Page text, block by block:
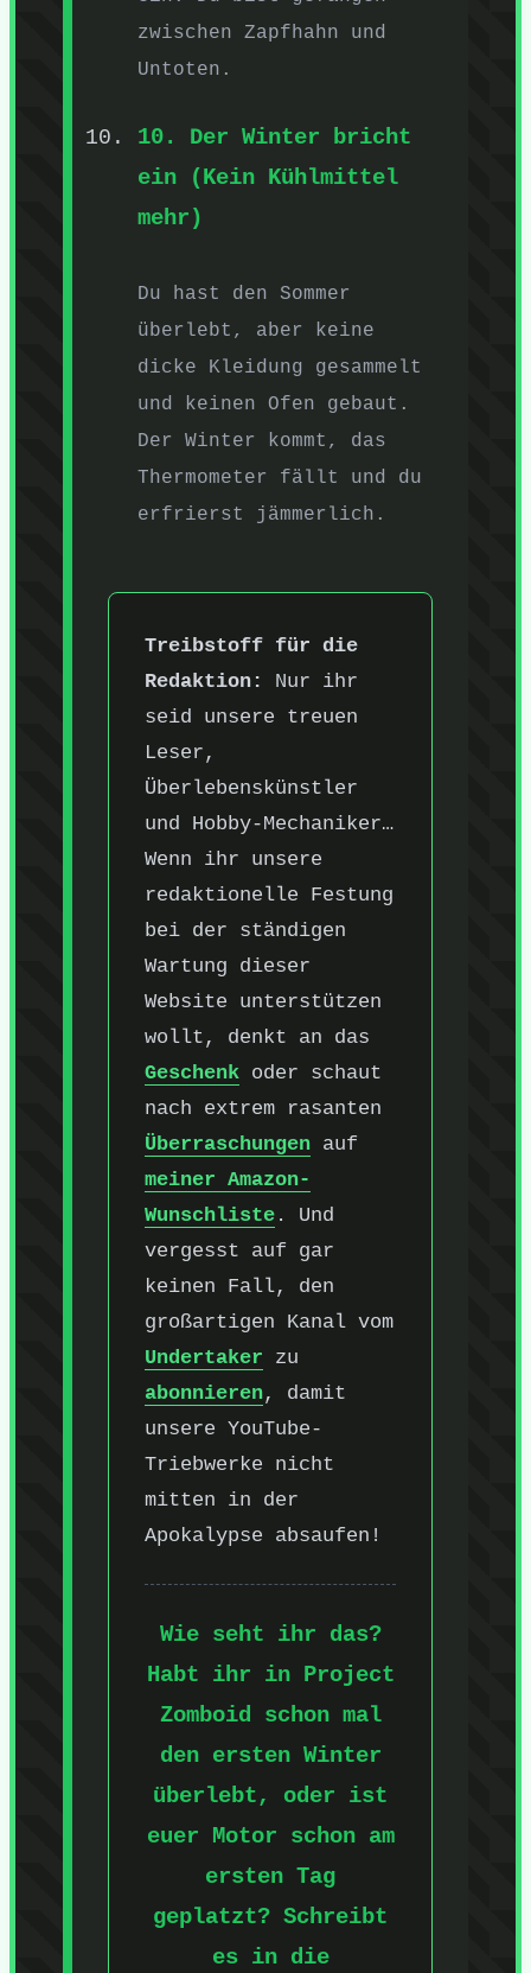
zwischen Zapfhahn und
Untoten.
10. Der Winter bricht
ein (Kein Kühlmittel
mehr)
Du hast den Sommer
überlebt, aber keine
dicke Kleidung gesammelt
und keinen Ofen gebaut.
Der Winter kommt, das
Thermometer fällt und du
erfrierst jämmerlich.
Treibstoff für die
Redaktion:
Nur ihr
seid unsere treuen
Leser,
Überlebenskünstler
und Hobby-Mechaniker…
Wenn ihr unsere
redaktionelle Festung
bei der ständigen
Wartung dieser
Website unterstützen
wollt, denkt an das
Geschenk oder schaut
nach extrem rasanten
Überraschungen auf
meiner Amazon-
Wunschliste . Und
vergesst auf gar
keinen Fall, den
großartigen Kanal vom
Undertaker zu
abonnieren, damit
unsere YouTube-
Triebwerke nicht
mitten in der
Apokalypse absaufen!
Wie seht ihr das?
Habt ihr in Project
Zomboid schon mal
den ersten Winter
überlebt, oder ist
euer Motor schon am
ersten Tag
geplatzt? Schreibt
es in die